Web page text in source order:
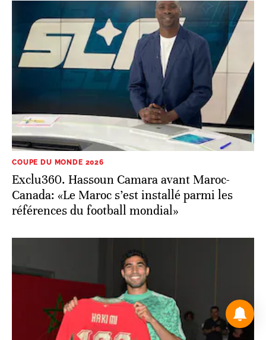
COUPE DU MONDE 2026
Exclu360. Hassoun Camara avant Maroc-
Canada: «Le Maroc s’est installé parmi les
références du football mondial»